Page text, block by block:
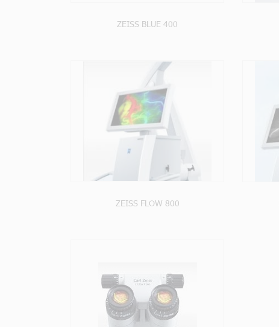
ZEISS BLUE 400
ZEISS FLOW 800
VOIR LE PRODUIT